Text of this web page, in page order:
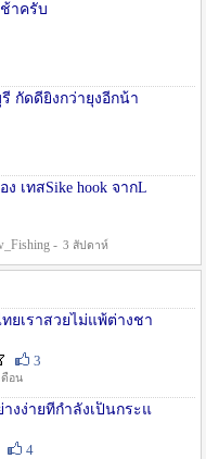
าครับ
กัดดียิ่งกว่ายุงอีกน้า
เทสSike hook จากL
- 3 สัปดาห์
ยเราสวยไม่แพ้ต่างชา
3
ดือน
งง่ายที่กำลังเป็นกระแ
4